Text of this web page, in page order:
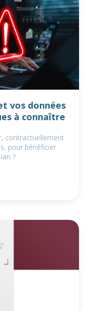
vos données
à connaître
contractuellement
pour bénéficier
?